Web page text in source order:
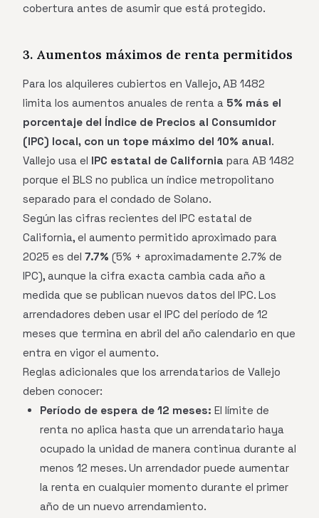
cobertura antes de asumir que está protegido.
3. Aumentos máximos de renta permitidos
Para los alquileres cubiertos en Vallejo, AB 1482
limita los aumentos anuales de renta a 5% más el
porcentaje del Índice de Precios al Consumidor
(IPC) local, con un tope máximo del 10% anual.
Vallejo usa el IPC estatal de California para AB 1482
porque el BLS no publica un índice metropolitano
separado para el condado de Solano.
Según las cifras recientes del IPC estatal de
California, el aumento permitido aproximado para
2025 es del 7.7% (5% + aproximadamente 2.7% de
IPC), aunque la cifra exacta cambia cada año a
medida que se publican nuevos datos del IPC. Los
arrendadores deben usar el IPC del período de 12
meses que termina en abril del año calendario en que
entra en vigor el aumento.
Reglas adicionales que los arrendatarios de Vallejo
deben conocer:
Período de espera de 12 meses: El límite de
renta no aplica hasta que un arrendatario haya
ocupado la unidad de manera continua durante al
menos 12 meses. Un arrendador puede aumentar
la renta en cualquier momento durante el primer
año de un nuevo arrendamiento.